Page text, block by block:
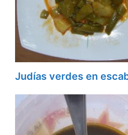
Judías verdes en